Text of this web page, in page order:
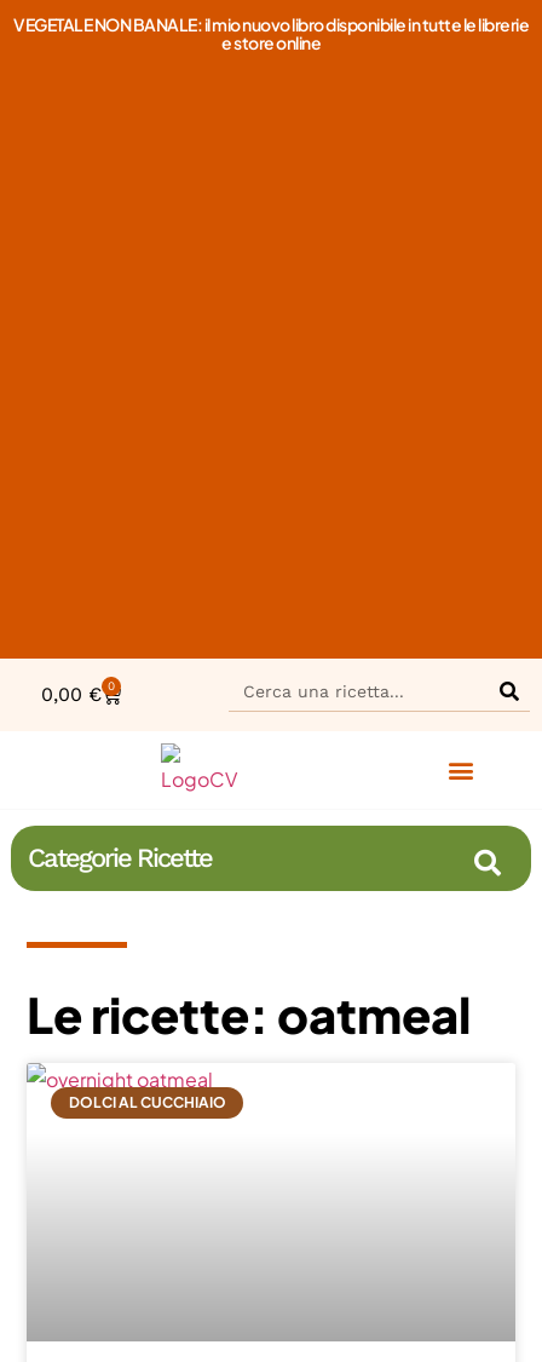
VEGETALE NON BANALE: il mio nuovo libro disponibile in tutte le librerie
e store online
0,00 € 0
Categorie Ricette
Le ricette: oatmeal
DOLCI AL CUCCHIAIO